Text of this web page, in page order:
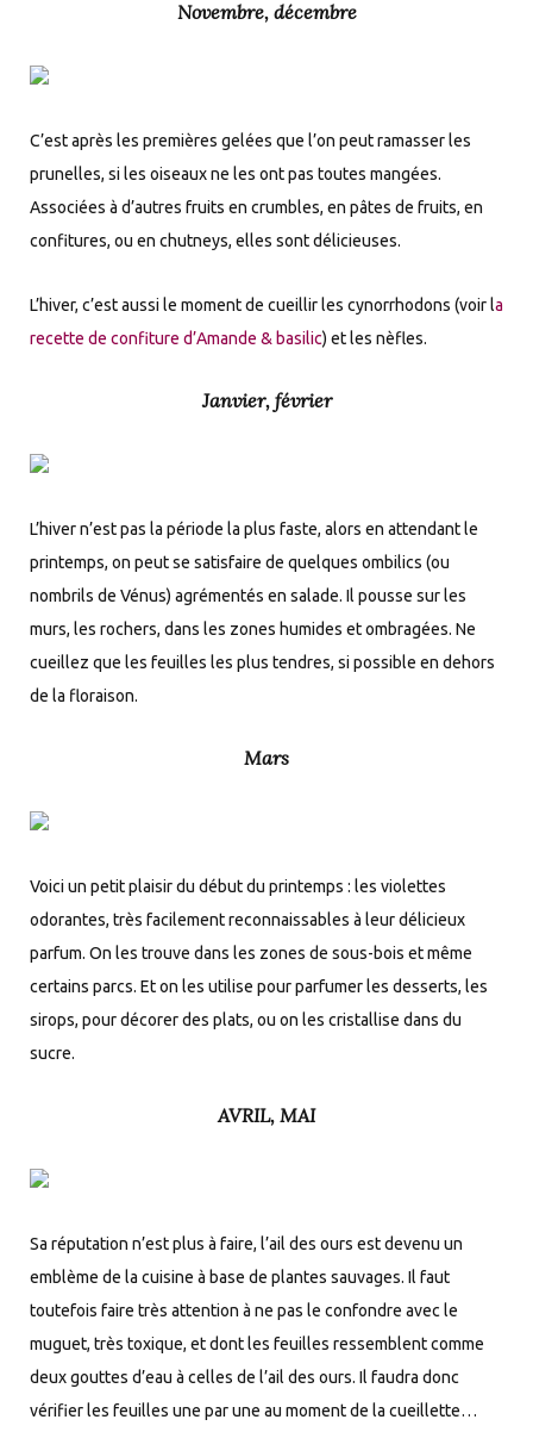
Novembre, décembre
C’est après les premières gelées que l’on peut ramasser les
prunelles, si les oiseaux ne les ont pas toutes mangées.
Associées à d’autres fruits en crumbles, en pâtes de fruits, en
confitures, ou en chutneys, elles sont délicieuses.
L’hiver, c’est aussi le moment de cueillir les cynorrhodons (voir la
recette de confiture d’Amande & basilic) et les nèfles.
Janvier, février
L’hiver n’est pas la période la plus faste, alors en attendant le
printemps, on peut se satisfaire de quelques ombilics (ou
nombrils de Vénus) agrémentés en salade. Il pousse sur les
murs, les rochers, dans les zones humides et ombragées. Ne
cueillez que les feuilles les plus tendres, si possible en dehors
de la floraison.
Mars
Voici un petit plaisir du début du printemps : les violettes
odorantes, très facilement reconnaissables à leur délicieux
parfum. On les trouve dans les zones de sous-bois et même
certains parcs. Et on les utilise pour parfumer les desserts, les
sirops, pour décorer des plats, ou on les cristallise dans du
sucre.
AVRIL, MAI
Sa réputation n’est plus à faire, l’ail des ours est devenu un
emblème de la cuisine à base de plantes sauvages. Il faut
toutefois faire très attention à ne pas le confondre avec le
muguet, très toxique, et dont les feuilles ressemblent comme
deux gouttes d’eau à celles de l’ail des ours. Il faudra donc
vérifier les feuilles une par une au moment de la cueillette…